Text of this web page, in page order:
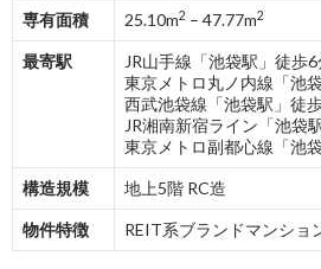
専有面積 25.10m2 – 47.77m2
最寄駅
JR山手線「池袋駅」徒歩
東京メトロ丸ノ内線「池
西武池袋線「池袋駅」徒
JR湘南新宿ライン「池袋
東京メトロ副都心線「池
構造規模 地上5階 RC造
物件特徴 REIT系ブランドマンショ